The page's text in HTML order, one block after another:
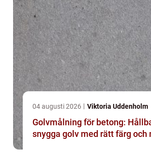
04 augusti 2026 Viktoria Uddenholm
Golvmålning för betong:
snygga golv med rätt färg och